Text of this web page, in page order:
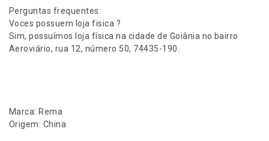
S
a
p
a
M
M
Perguntas frequentes:
Voces possuem loja fisica ?
Sim, possuímos loja física na cidade de Goiânia no bairro
Aeroviário, rua 12, número 50, 74435-190.
Marca: Rema
Origem: China